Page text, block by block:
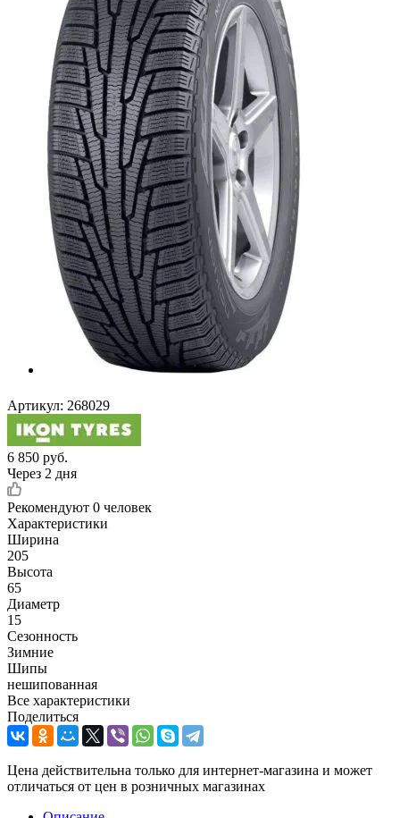
Артикул: 268029
6 850 руб.
Через 2 дня
Рекомендуют 0 человек
Характеристики
Ширина
205
Высота
65
Диаметр
15
Сезонность
Зимние
Шипы
нешипованная
Все характеристики
Поделиться
Цена действительна только для интернет-магазина и может
отличаться от цен в розничных магазинах